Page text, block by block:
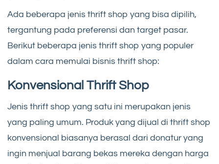
Ada beberapa jenis thrift shop yang bisa dipilih,
tergantung pada preferensi dan target pasar.
Berikut beberapa jenis thrift shop yang populer
dalam cara memulai bisnis thrift shop:
Konvensional Thrift Shop
Jenis thrift shop yang satu ini merupakan jenis
yang paling umum. Produk yang dijual di thrift shop
konvensional biasanya berasal dari donatur yang
ingin menjual barang bekas mereka dengan harga